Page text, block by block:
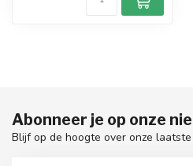
Abonneer je op onze
Blijf op de hoogte over onze